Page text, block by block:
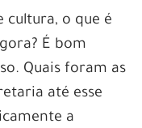
cultura, o que é
É bom
Quais foram as
até esse
a